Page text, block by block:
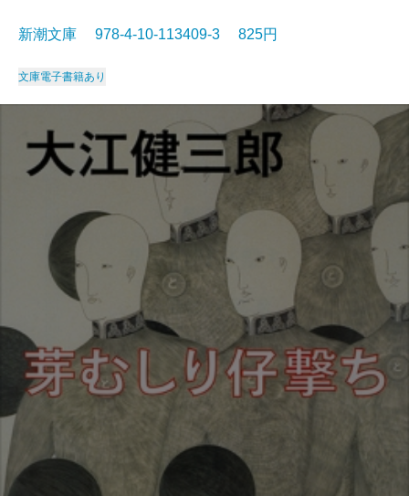
新潮文庫 978-4-10-113409-3 825円
文庫電子書籍あり